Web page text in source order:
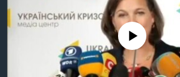
ເອເຊຍ
ອິດສະຫຼະພາບດ້ານການຂ່າວ
ຊີວິດຊາວລາວ
No media source currently